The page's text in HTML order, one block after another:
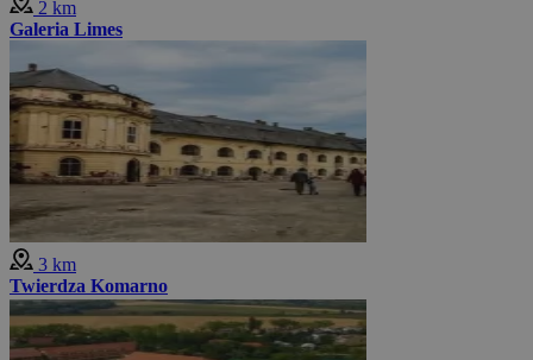
2 km
Galeria Limes
3 km
Twierdza Komarno